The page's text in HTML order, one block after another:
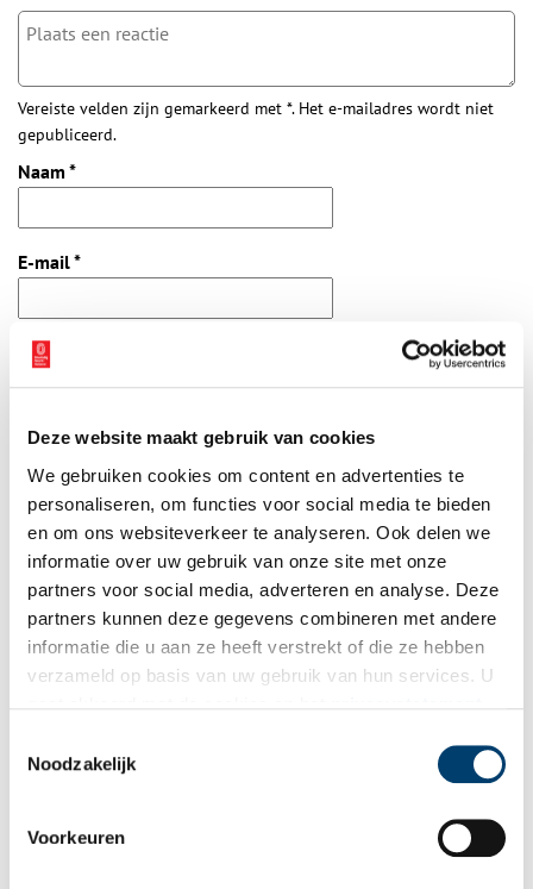
Deze website maakt gebruik van cookies
We gebruiken cookies om content en advertenties te
personaliseren, om functies voor social media te bieden
en om ons websiteverkeer te analyseren. Ook delen we
informatie over uw gebruik van onze site met onze
partners voor social media, adverteren en analyse. Deze
partners kunnen deze gegevens combineren met andere
informatie die u aan ze heeft verstrekt of die ze hebben
verzameld op basis van uw gebruik van hun services. U
Noodzakelijk
Voorkeuren
Vereiste velden zijn gemarkeerd met *. Het e-mailadres wordt niet
gepubliceerd.
Naam *
E-mail*
Vink dit aan als u op de hoogte gehouden wil worden.
Bekijk meer video's
begraven liggen?